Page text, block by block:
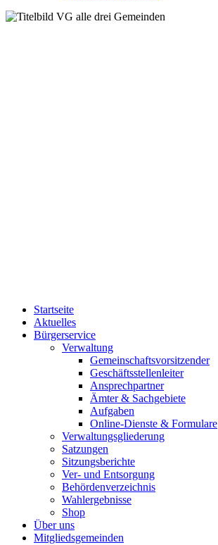
Startseite
Aktuelles
Bürgerservice
Verwaltung
Gemeinschaftsvorsitzender
Geschäftsstellenleiter
Ansprechpartner
Ämter & Sachgebiete
Aufgaben
Online-Dienste & Formulare
Verwaltungsgliederung
Satzungen
Sitzungsberichte
Ver- und Entsorgung
Behördenverzeichnis
Wahlergebnisse
Shop
Über uns
Mitgliedsgemeinden